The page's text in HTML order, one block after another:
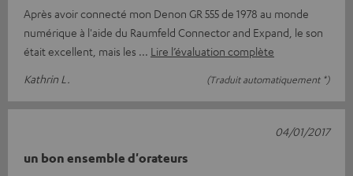
Après avoir connecté mon Denon GR 555 de 1978 au monde
numérique à l'aide du Raumfeld Connector and Expand, le son
était excellent, mais les
Lire l’évaluation complète
Kathrin L.
(Traduit automatiquement *)
un bon ensemble d'orateurs
04/01/2017